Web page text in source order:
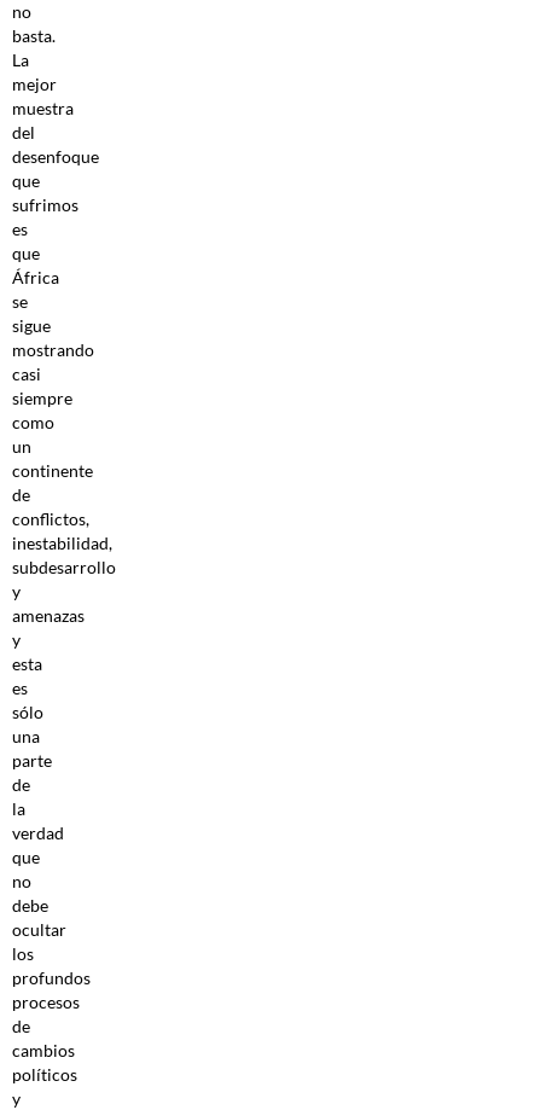
no
basta.
La
mejor
muestra
del
desenfoque
que
sufrimos
es
que
África
se
sigue
mostrando
casi
siempre
como
un
continente
de
conflictos,
inestabilidad,
subdesarrollo
y
amenazas
y
esta
es
sólo
una
parte
de
la
verdad
que
no
debe
ocultar
los
profundos
procesos
de
cambios
políticos
y